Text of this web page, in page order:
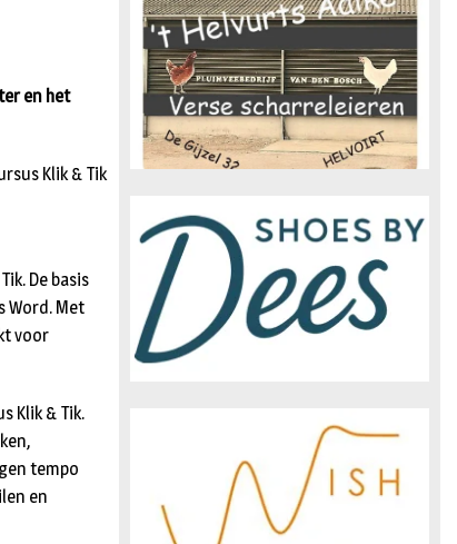
en het
Klik & Tik
De basis
Word. Met
voor
Klik & Tik.
tempo
en
n